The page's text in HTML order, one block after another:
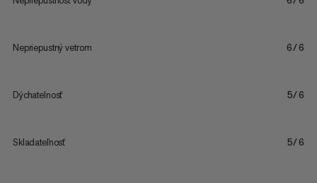
Nepriepustný vetrom 6/6
Dýchatelnosť 5/6
Skladateľnosť 5/6